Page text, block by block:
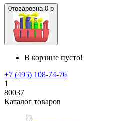
0товаровна 0 р
В корзине пусто!
+7 (495) 108-74-76
1
80037
Каталог товаров